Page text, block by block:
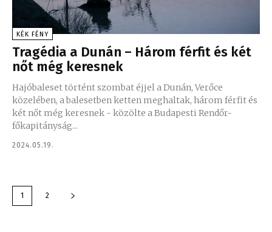
KÉK FÉNY
Tragédia a Dunán – Három férfit és két
nőt még keresnek
Hajóbaleset történt szombat éjjel a Dunán, Verőce
közelében, a balesetben ketten meghaltak, három férfit és
két nőt még keresnek - közölte a Budapesti Rendőr-
főkapitányság...
2024.05.19.
1 2